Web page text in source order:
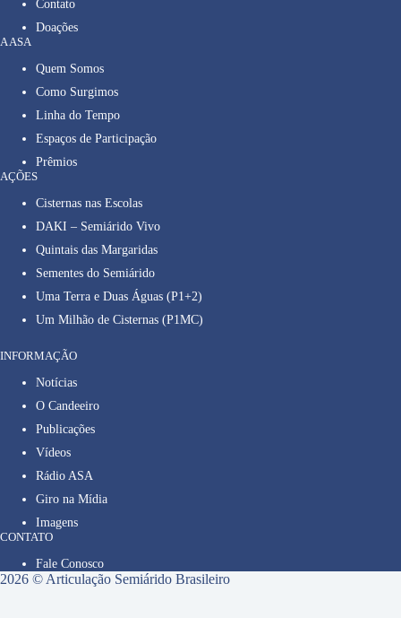
Contato
Doações
A ASA
Quem Somos
Como Surgimos
Linha do Tempo
Espaços de Participação
Prêmios
AÇÕES
Cisternas nas Escolas
DAKI – Semiárido Vivo
Quintais das Margaridas
Sementes do Semiárido
Uma Terra e Duas Águas (P1+2)
Um Milhão de Cisternas (P1MC)
INFORMAÇÃO
Notícias
O Candeeiro
Publicações
Vídeos
Rádio ASA
Giro na Mídia
Imagens
CONTATO
Fale Conosco
2026 © Articulação Semiárido Brasileiro